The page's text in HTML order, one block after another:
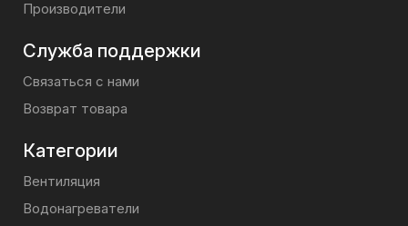
Производители
Служба поддержки
Связаться с нами
Возврат товара
Категории
Вентиляция
Водонагреватели